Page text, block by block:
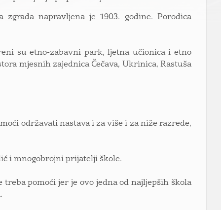
napravljena je 1903. godine. Porodica
su etno-zabavni park, ljetna učionica i etno
mjesnih zajednica Čečava, Ukrinica, Rastuša
održavati nastava i za više i za niže razrede,
i mnogobrojni prijatelji škole.
pomoći jer je ovo jedna od najljepših škola